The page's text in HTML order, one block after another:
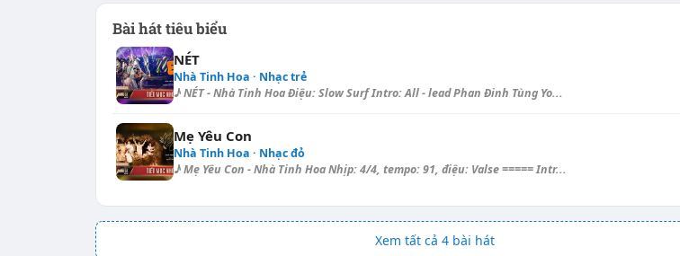
Bài hát tiêu biểu
NÉT
Nhà Tinh Hoa · Nhạc trẻ
♪ NÉT - Nhà Tinh Hoa Điệu: Slow Surf Intro: All - lead Phan Đinh Tùng Yo...
Mẹ Yêu Con
Nhà Tinh Hoa · Nhạc đỏ
♪ Mẹ Yêu Con - Nhà Tinh Hoa Nhịp: 4/4, tempo: 91, điệu: Valse ===== Intr...
Xem tất cả 4 bài hát